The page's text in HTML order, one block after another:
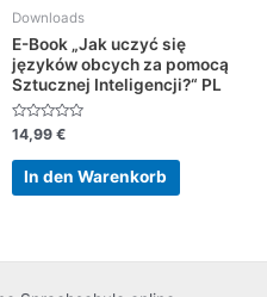
Downloads
E-Book „Jak uczyć się
języków obcych za pomocą
Sztucznej Inteligencji?“ PL
Bewertet
mit
0
von
14,99 €
In den Warenkorb